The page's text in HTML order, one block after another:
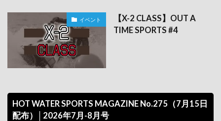
イベント
【X-2 CLASS】OUT A
TIME SPORTS #4
HOT WATER SPORTS MAGAZINE No.275（7月15日
配布）│2026年7月-8月号